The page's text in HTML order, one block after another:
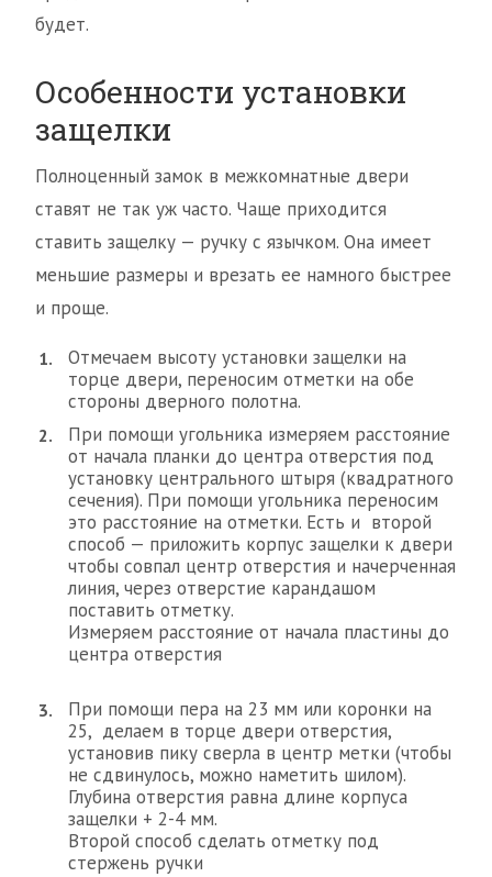
будет.
Особенности установки
защелки
Полноценный замок в межкомнатные двери
ставят не так уж часто. Чаще приходится
ставить защелку — ручку с язычком. Она имеет
меньшие размеры и врезать ее намного быстрее
и проще.
Отмечаем высоту установки защелки на
торце двери, переносим отметки на обе
стороны дверного полотна.
При помощи угольника измеряем расстояние
от начала планки до центра отверстия под
установку центрального штыря (квадратного
сечения). При помощи угольника переносим
это расстояние на отметки. Есть и второй
способ — приложить корпус защелки к двери
чтобы совпал центр отверстия и начерченная
линия, через отверстие карандашом
поставить отметку.
Измеряем расстояние от начала пластины до
центра отверстия
При помощи пера на 23 мм или коронки на
25, делаем в торце двери отверстия,
установив пику сверла в центр метки (чтобы
не сдвинулось, можно наметить шилом).
Глубина отверстия равна длине корпуса
защелки + 2-4 мм.
Второй способ сделать отметку под
стержень ручки